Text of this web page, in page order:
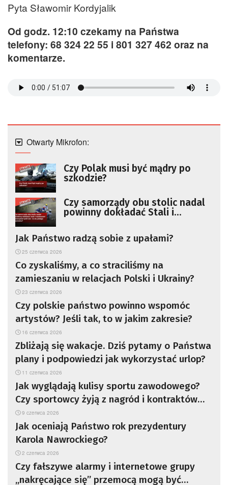
Pyta Sławomir Kordyjalik
Od godz. 12:10 czekamy na Państwa
telefony: 68 324 22 55 i 801 327 462 oraz na
komentarze.
Otwarty Mikrofon:
Czy Polak musi być mądry po
szkodzie?
Czy samorządy obu stolic nadal
powinny dokładać Stali i
to do jakiego poziomu?
Jak Państwo radzą sobie z upałami?
25 czerwca 2026
Co zyskaliśmy, a co straciliśmy na
zamieszaniu w relacjach Polski i Ukrainy?
23 czerwca 2026
Czy polskie państwo powinno wspomóc
artystów? Jeśli tak, to w jakim zakresie?
16 czerwca 2026
Zbliżają się wakacje. Dziś pytamy o Państwa
plany i podpowiedzi jak wykorzystać urlop?
11 czerwca 2026
Jak wyglądają kulisy sportu zawodowego?
Czy sportowcy żyją z nagród i kontraktów
sponsorskich, czy częściej z determinacji,
wsparcia rodziny i kredytu zaufania?
9 czerwca 2026
Jak oceniają Państwo rok prezydentury
Karola Nawrockiego?
2 czerwca 2026
Czy fałszywe alarmy i internetowe grupy
„nakręcające się” przemocą mogą być